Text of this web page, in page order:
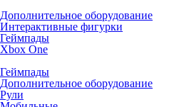
Дополнительное оборудование
Интерактивные фигурки
Геймпады
Xbox One
Геймпады
Дополнительное оборудование
Рули